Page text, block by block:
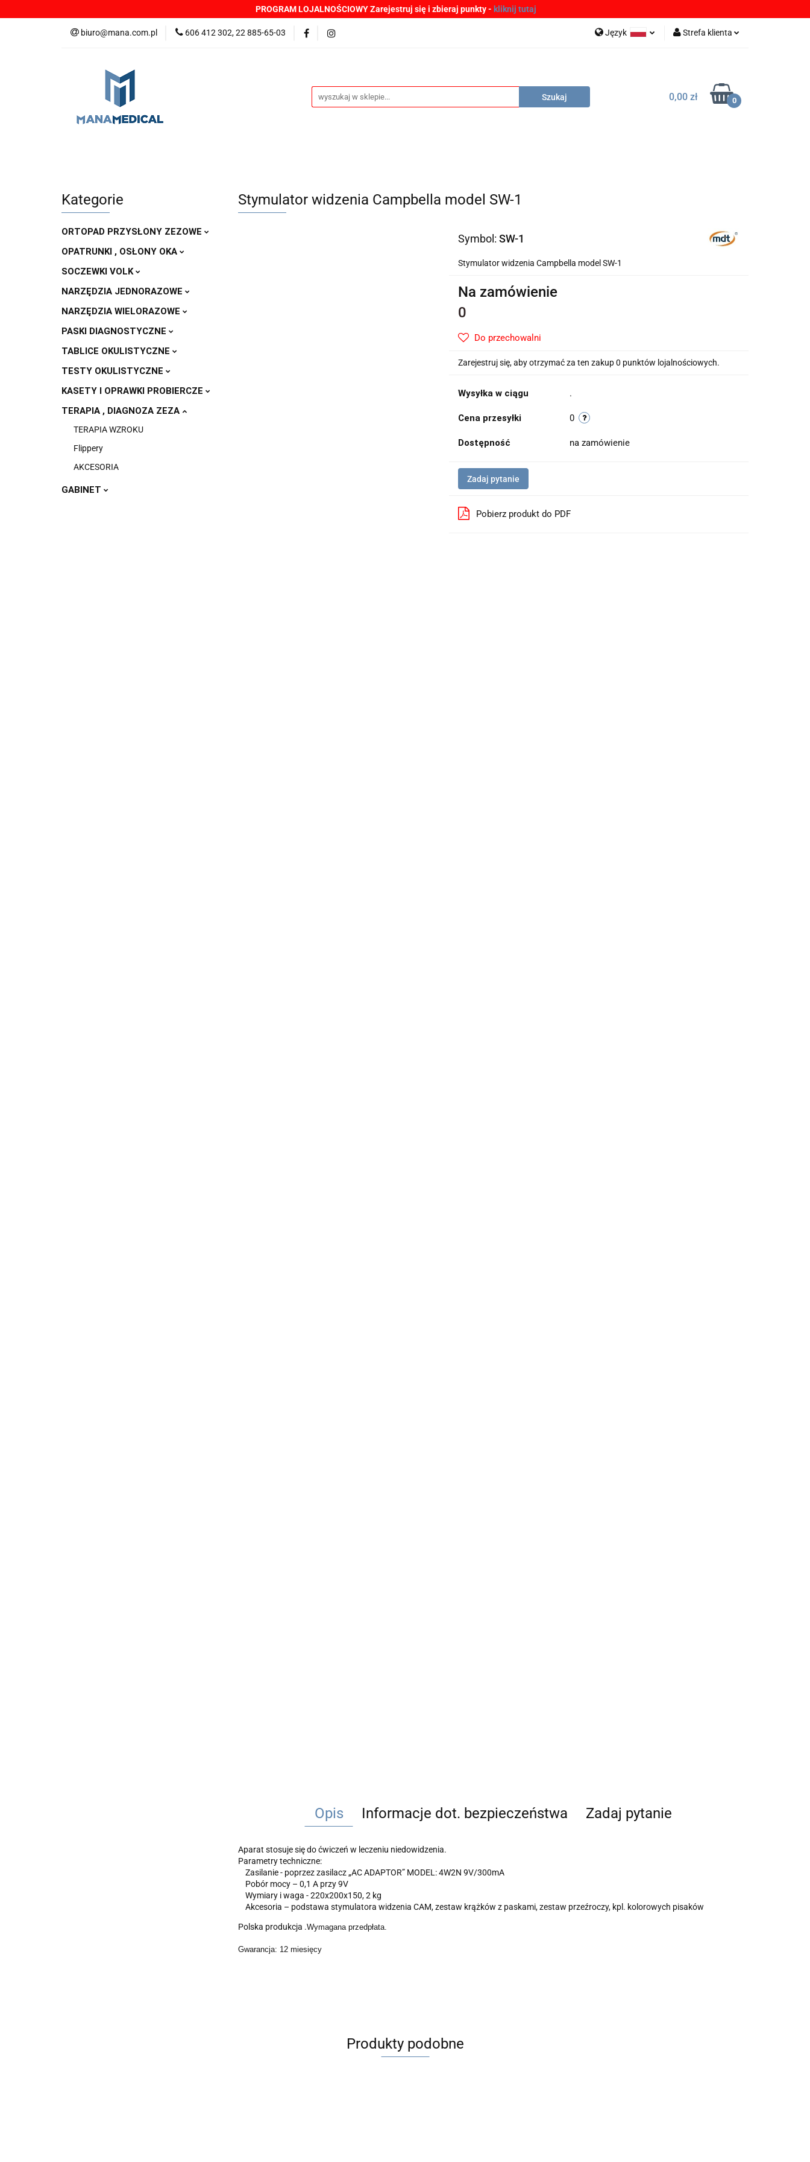
PROGRAM LOJALNOŚCIOWY Zarejestruj się i zbieraj punkty - kliknij tutaj
biuro@mana.com.pl 606 412 302, 22 885-65-03 Język Strefa klienta
Zarejestruj się
Dodaj zgłoszenie
0,00 zł 0
NOWOŚCI PROMOCJE BESTSELLERY WYPRZEDAŻE PLIKI DO POBRANIA
Kategorie
ORTOPAD PRZYSŁONY ZEZOWE
OPATRUNKI , OSŁONY OKA
SOCZEWKI VOLK
NARZĘDZIA JEDNORAZOWE
NARZĘDZIA WIELORAZOWE
PASKI DIAGNOSTYCZNE
TABLICE OKULISTYCZNE
TESTY OKULISTYCZNE
KASETY I OPRAWKI PROBIERCZE
TERAPIA , DIAGNOZA ZEZA
TERAPIA WZROKU
Flippery
AKCESORIA
GABINET
Stymulator widzenia Campbella model SW-1
Symbol:SW-1
Stymulator widzenia Campbella model SW-1
Na zamówienie
0
Do przechowalni
Zarejestruj się, aby otrzymać za ten zakup 0 punktów lojalnościowych.
Wysyłka w ciągu .
Cena przesyłki 0
Dostępność na zamówienie
Zadaj pytanie
Pobierz produkt do PDF
Opis Informacje dot. bezpieczeństwa Zadaj pytanie
Aparat stosuje się do ćwiczeń w leczeniu niedowidzenia.
Parametry techniczne:
Zasilanie - poprzez zasilacz „AC ADAPTOR” MODEL: 4W2N 9V/300mA
Pobór mocy – 0,1 A przy 9V
Wymiary i waga - 220x200x150, 2 kg
Akcesoria – podstawa stymulatora widzenia CAM, zestaw krążków z paskami, zestaw przeźroczy, kpl. kolorowych pisaków
Polska produkcja .Wymagana przedpłata.
Gwarancja: 12 miesięcy
Produkty podobne